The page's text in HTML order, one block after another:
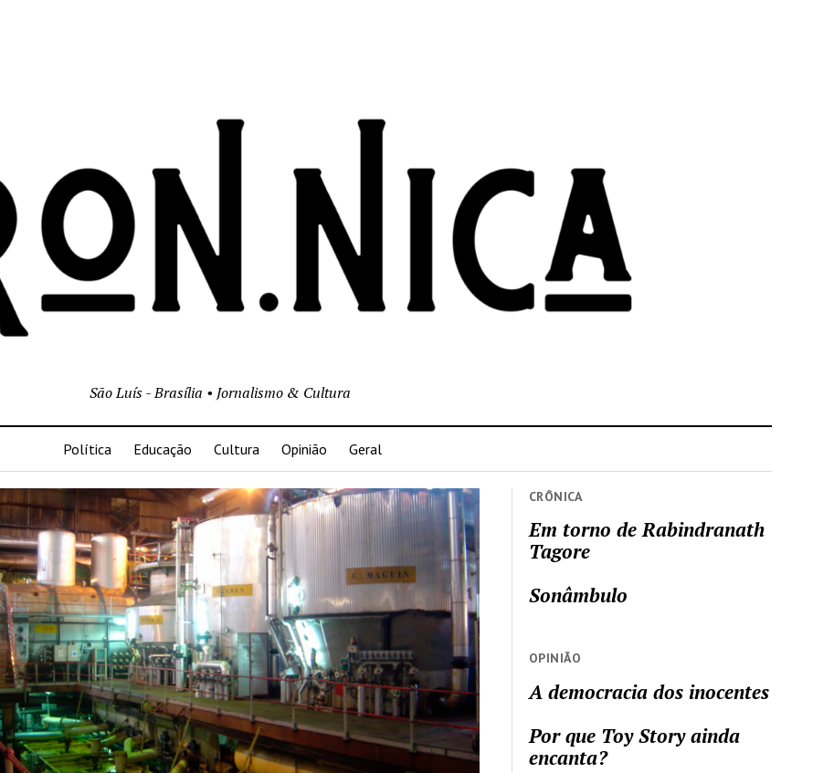
São Luís - Brasília • Jornalismo & Cultura
Política Educação Cultura Opinião Geral
CRÔNICA
Em torno de Rabindranath
Tagore
Sonâmbulo
OPINIÃO
A democracia dos inocentes
Por que Toy Story ainda
encanta?